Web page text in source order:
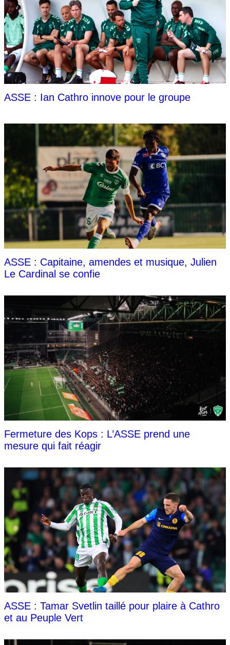
ASSE : Ian Cathro innove pour le groupe
ASSE : Capitaine, amendes et musique, Julien
Le Cardinal se confie
Fermeture des Kops : L’ASSE prend une
mesure qui fait réagir
ASSE : Tamar Svetlin taillé pour plaire à Cathro
et au Peuple Vert